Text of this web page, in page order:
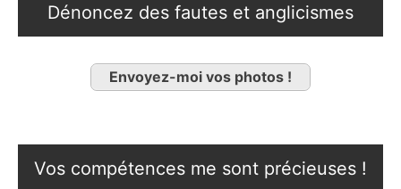
Dénoncez des fautes et anglicismes
Envoyez-moi vos photos !
Vos compétences me sont précieuses !